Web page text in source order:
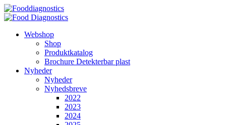
Videre
til
Webshop
Shop
Produktkatalog
Brochure Detekterbar plast
Nyheder
Nyheder
Nyhedsbreve
2022
2023
2024